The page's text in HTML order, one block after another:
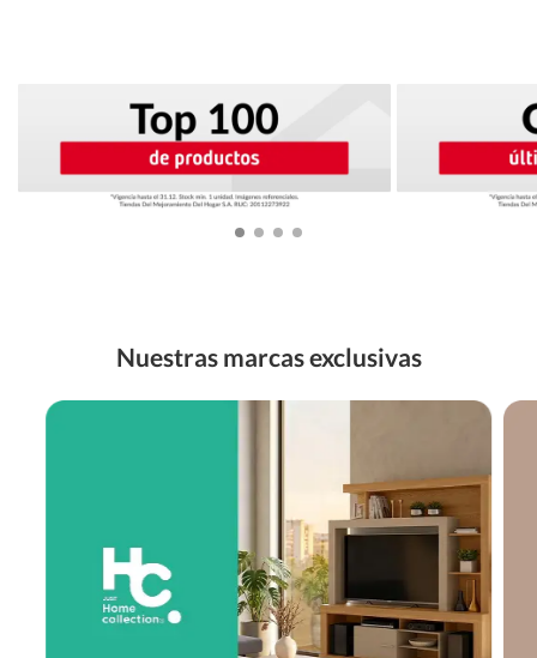
Nuestras marcas exclusivas